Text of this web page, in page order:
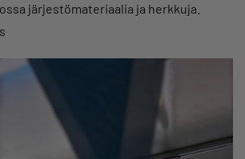
järjestömateriaalia ja herkkuja.